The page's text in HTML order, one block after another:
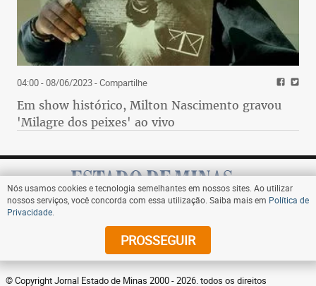
04:00 - 08/06/2023- Compartilhe
Em show histórico, Milton Nascimento gravou
'Milagre dos peixes' ao vivo
Assine
© Copyright Jornal Estado de Minas 2000 - 2026. todos os direitos
Nós usamos cookies e tecnologia semelhantes em nossos sites. Ao utilizar
nossos serviços, você concorda com essa utilização. Saiba mais em Política de
Privacidade
PROSSEGUIR